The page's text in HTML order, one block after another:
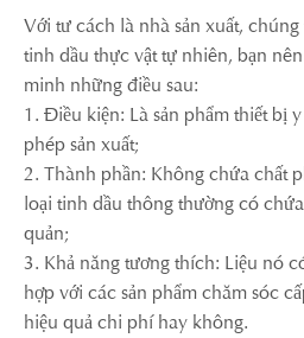
Với tư cách là nhà sản xuất,
tinh dầu thực vật tự nhiên, bạn
minh những điều sau:
1. Điều kiện: Là sản phẩm thiết bị
phép sản xuất;
2. Thành phần: Không chứa chất
loại tinh dầu thông thường có
quản;
3. Khả năng tương thích: Liệu nó
hợp với các sản phẩm chăm sóc
hiệu quả chi phí hay không.